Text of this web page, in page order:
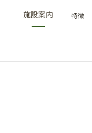
施設案内 特徴